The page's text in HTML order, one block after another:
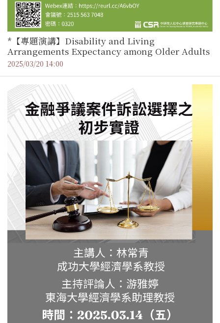
*【專題演講】Disability and Living
Arrangements Expectancy among Older Adults
2025/03/20 14:00